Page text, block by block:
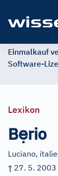
Einmalkauf
Software-
Lexikon
Bẹrio
Luciano,
† 27. 5. 2003